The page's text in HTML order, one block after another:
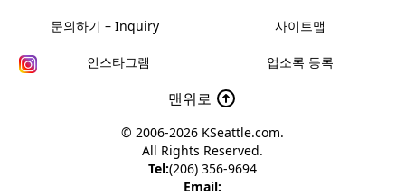
문의하기 – Inquiry 사이트맵
인스타그램 업소록 등록
맨위로
© 2006-2026 KSeattle.com.
All Rights Reserved.
Tel:(206) 356-9694
Email: